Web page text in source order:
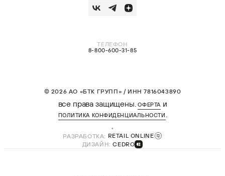
ТЕЛЕФОН
8-800-600-31-85
© 2026 АО «БТК ГРУПП» / ИНН 7816043890
все права защищены.ОФЕРТА и
ПОЛИТИКА КОНФИДЕНЦИАЛЬНОСТИ
РАЗРАБОТКА: RETAIL ONLINE
ДИЗАЙН:CEDRO